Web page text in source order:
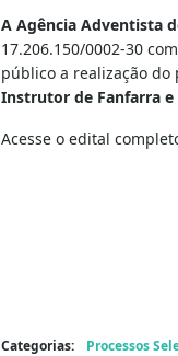
A Agência Adventista
17.206.150/0002-30
público a realização do
Instrutor de Fanfarra e
Acesse o edital
Categorias: Processos